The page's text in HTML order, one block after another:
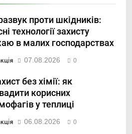
проти шкідників:
технології захисту
в малих господарствах
07.08.2026 0
без хімії: як
корисних
у теплиці
06.08.2026 0